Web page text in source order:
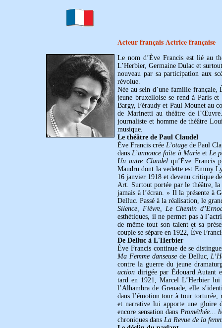
Acteur français Actrice française
Le nom d’Ève Francis est lié au
L’Herbier, Germaine Dulac et
nouveau par sa participation aux
révolue.
Née au sein d’une famille
jeune bruxelloise se rend à Paris
Bargy, Féraudy et Paul Mounet au
de Marinetti au théâtre de
journaliste et homme de théâtre
musique.
Le théâtre de Paul Claudel
Ève Francis créeL’otage de Paul
dansL’annonce faite à MarieetLe
Un autre Claudelqu’Ève Francis
Maudru dont la vedette est Emmy
16 janvier 1918 et devenu critique
Art. Surtout portée par le théâtre, la
jamais à l’écran. » Il la présente à
Delluc. Passé à la réalisation, le
Silence, Fièvre, Le Chemin
esthétiques, il ne permet pas à
de même tout son talent et sa
couple se sépare en 1922, Ève
De Delluc à L'Herbier
Ève Francis continue de se
Ma Femme danseusede Delluc,
contre la guerre du jeune
action dirigée par Édouard Autant
tard en 1921, Marcel L’Herbier
l’Alhambra de Grenade, elle
dans l’émotion tour à tour torturée,
et narrative lui apporte une gloire
encore sensation dans Prométhée…
chroniques dans La Revue de la